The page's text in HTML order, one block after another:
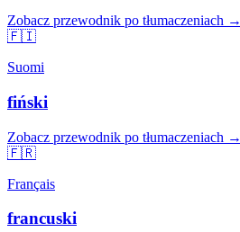
Zobacz przewodnik po tłumaczeniach →
🇫🇮
Suomi
fiński
Zobacz przewodnik po tłumaczeniach →
🇫🇷
Français
francuski